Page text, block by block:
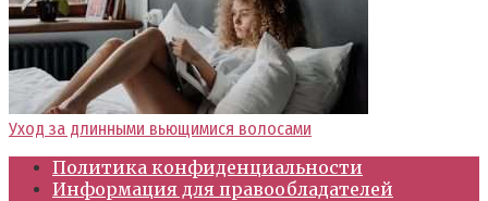
Уход за длинными вьющимися волосами
Политика конфиденциальности
Информация для правообладателей